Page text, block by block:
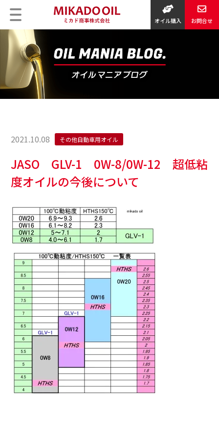
オイル購入 お問合せ
2021.10.08 その他自動車用オイル
JASO GLV-1 0W-8/0W-12 超低粘
度オイルの今後について